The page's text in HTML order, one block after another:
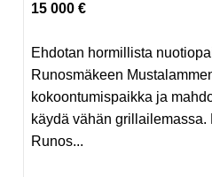
15 000 €
Ehdotan hormillista
Runosmäkeen
kokoontumispaikka ja
käydä vähän
Runos...